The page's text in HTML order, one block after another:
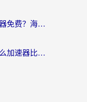
国外玩流放之路用什么加速器免费？海外党亲测有效的国服游戏加速指南
国外玩国服浮生为卿歌用什么加速器比较好？海外党亲测不踩坑指南